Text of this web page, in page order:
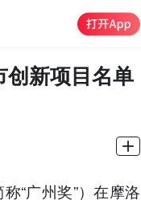
新项目名单
“广州奖”）在摩洛